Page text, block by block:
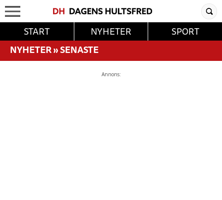
START NYHETER
SPORT
NYHETER»SENASTE
Annons: